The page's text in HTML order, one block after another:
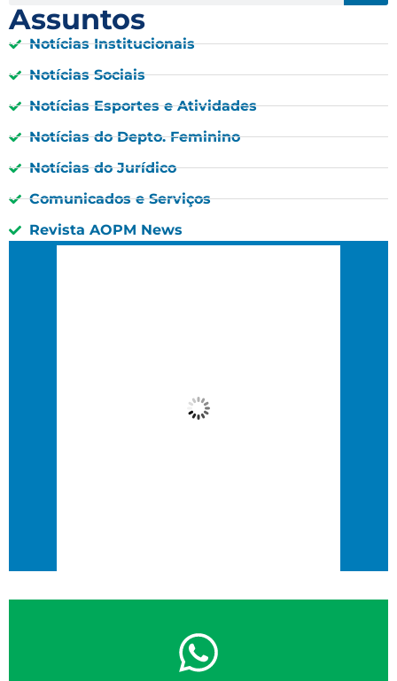
Assuntos
Notícias Institucionais
Notícias Sociais
Notícias Esportes e Atividades
Notícias do Depto. Feminino
Notícias do Jurídico
Comunicados e Serviços
Revista AOPM News
Wind Gust: